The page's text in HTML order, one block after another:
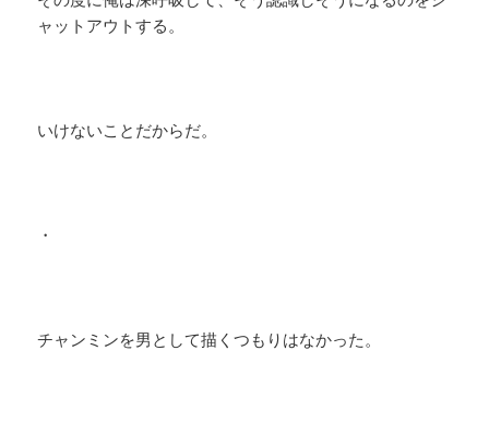
ャットアウトする。
いけないことだからだ。
・
チャンミンを男として描くつもりはなかった。